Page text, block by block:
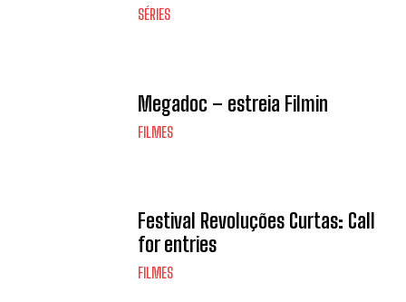
SÉRIES
Megadoc – estreia Filmin
FILMES
Festival Revoluções Curtas: Call
for entries
FILMES